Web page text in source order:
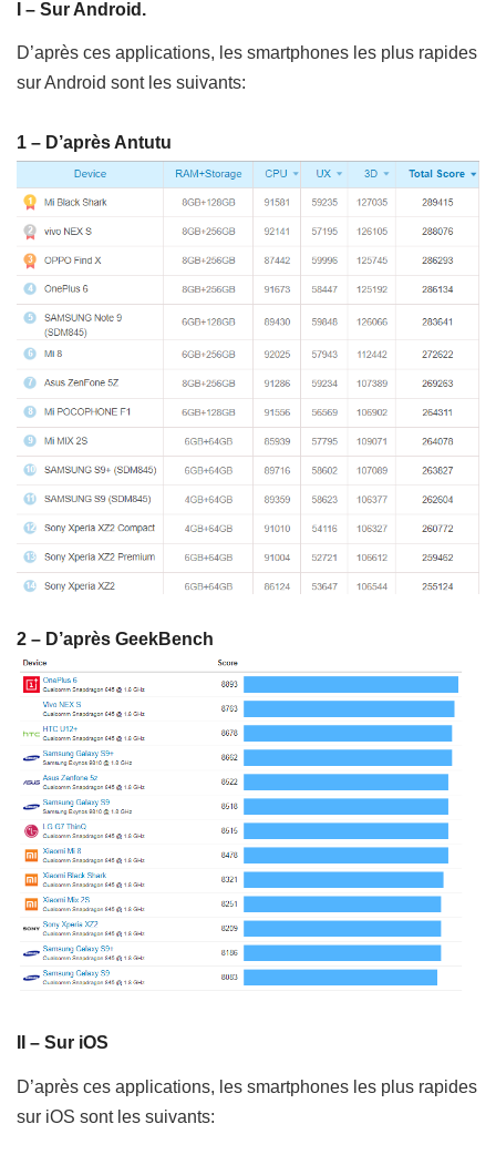
I – Sur Android.
D’après ces applications, les smartphones les plus rapides
sur Android sont les suivants:
1 – D’après Antutu
2 – D’après GeekBench
II – Sur iOS
D’après ces applications, les smartphones les plus rapides
sur iOS sont les suivants: